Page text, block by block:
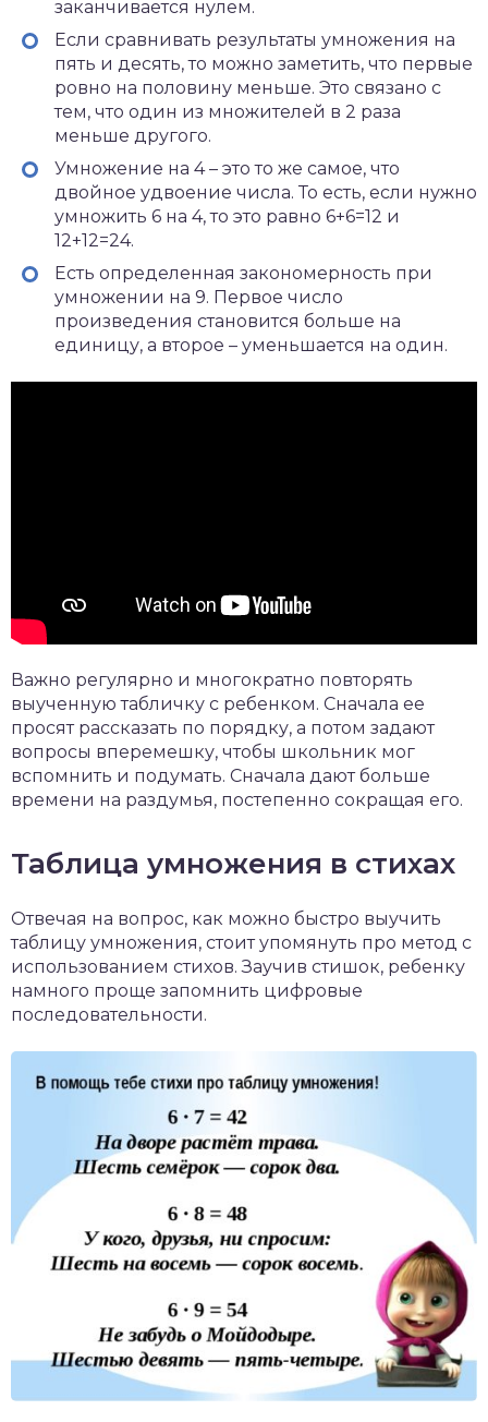
заканчивается нулем.
Если сравнивать результаты умножения на
пять и десять, то можно заметить, что первые
ровно на половину меньше. Это связано с
тем, что один из множителей в 2 раза
меньше другого.
Умножение на 4 – это то же самое, что
двойное удвоение числа. То есть, если нужно
умножить 6 на 4, то это равно 6+6=12 и
12+12=24.
Есть определенная закономерность при
умножении на 9. Первое число
произведения становится больше на
единицу, а второе – уменьшается на один.
Важно регулярно и многократно повторять
выученную табличку с ребенком. Сначала ее
просят рассказать по порядку, а потом задают
вопросы вперемешку, чтобы школьник мог
вспомнить и подумать. Сначала дают больше
времени на раздумья, постепенно сокращая его.
Таблица умножения в стихах
Отвечая на вопрос, как можно быстро выучить
таблицу умножения, стоит упомянуть про метод с
использованием стихов. Заучив стишок, ребенку
намного проще запомнить цифровые
последовательности.